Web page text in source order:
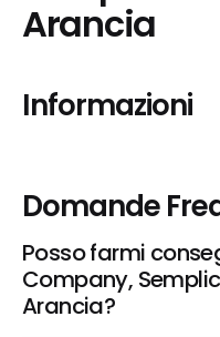
Arancia
Informazioni
Domande
Posso farmi
Company,
Arancia?